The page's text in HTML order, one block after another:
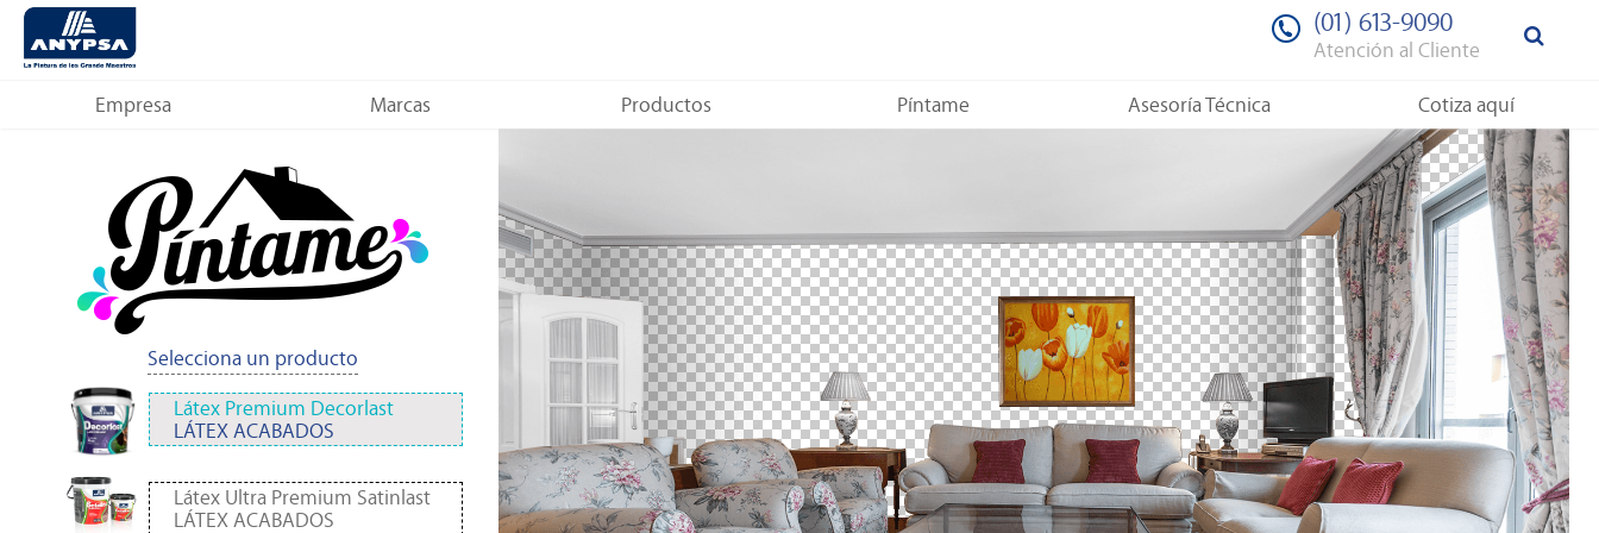
Empresa Marcas Productos Píntame Asesoría Técnica Cotiza aquí
(01) 613-9090
Atención al Cliente
Selecciona un producto
Látex Premium Decorlast
LÁTEX ACABADOS
Látex Ultra Premium Satinlast
LÁTEX ACABADOS